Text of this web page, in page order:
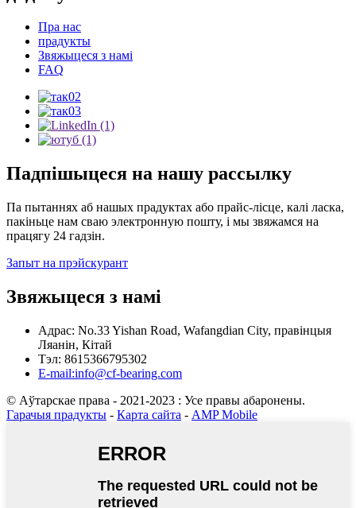
Пра нас
прадукты
Звяжыцеся з намі
FAQ
Падпішыцеся на нашу рассылку
Па пытаннях аб нашых прадуктах або прайс-лісце, калі ласка,
пакіньце нам сваю электронную пошту, і мы звяжамся на
працягу 24 гадзін.
Запыт на прэйскурант
Звяжыцеся з намі
Адрас: No.33 Yishan Road, Wafangdian City, правінцыя
Ляанін, Кітай
Тэл: 8615366795302
E-mail:info@cf-bearing.com
© Аўтарскае права - 2021-2023 : Усе правы абаронены.
Гарачыя прадукты - Карта сайта - AMP Mobile